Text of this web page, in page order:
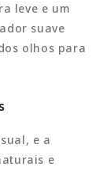
leve e um
suave
olhos para
e a
e